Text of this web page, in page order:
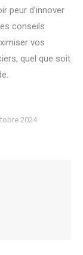
peur d’innover
conseils
vos
quel que soit
2024